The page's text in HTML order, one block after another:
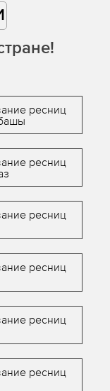
ресниц
ресниц
ресниц
ресниц
ресниц
ресниц